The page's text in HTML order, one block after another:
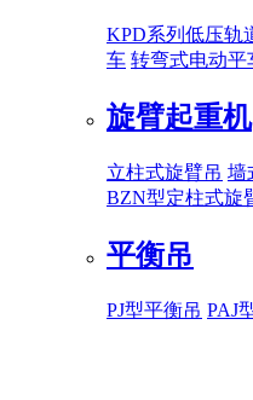
KPD系列低压轨
车 转弯式电动平
旋臂起重机
立柱式旋臂吊 墙
BZN型定柱式旋
平衡吊
PJ型平衡吊 PAJ